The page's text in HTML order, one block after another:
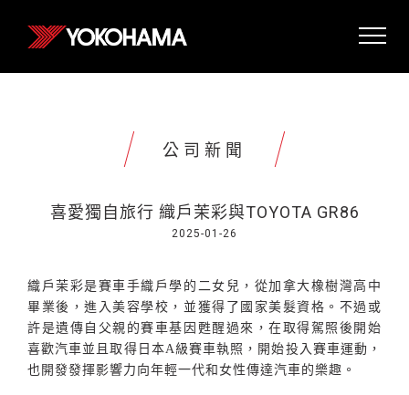
公司新聞
喜愛獨自旅行 織戶茉彩與TOYOTA GR86
2025-01-26
織戶茉彩是賽車手織戶學的二女兒，從加拿大橡樹灣高中
畢業後，進入美容學校，並獲得了國家美髮資格。不過或
許是遺傳自父親的賽車基因甦醒過來，在取得駕照後開始
喜歡汽車並且取得日本A級賽車執照，開始投入賽車運動，
也開發發揮影響力向年輕一代和女性傳達汽車的樂趣。